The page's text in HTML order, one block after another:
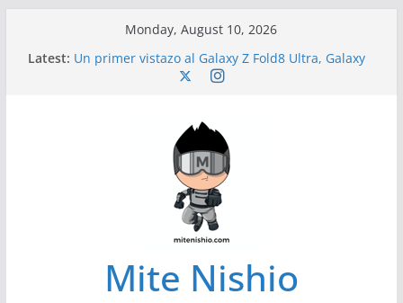
Monday, August 10, 2026
Latest: Un primer vistazo al Galaxy Z Fold8 Ultra, Galaxy
Z Fold8 y Galaxy Z Flip8
Conferencistas analizarán los desafíos que
redefinen el futuro de las finanzas y la economía
Segunda edición de Marketing Unplugged
impulsa el marketing con propósito
Alerta sobre nueva campaña de ciberataques
que afecta a organizaciones de América Latina
Mite Nishio